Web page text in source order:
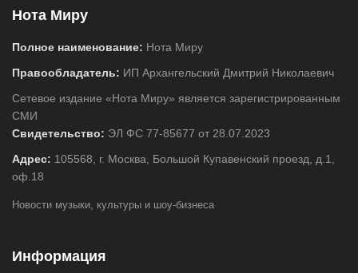
Нота Миру
Полное наименование: Нота Миру
Правообладатель: ИП Архангельский Дмитрий Николаевич
Сетевое издание «Нота Миру» является зарегистрированным
СМИ
Свидетельство: ЭЛ ФС 77-85677 от 28.07.2023
Адрес: 105568, г. Москва, Большой Купавенский проезд, д.1,
оф.18
Новости музыки, культуры и шоу-бизнеса
Информация